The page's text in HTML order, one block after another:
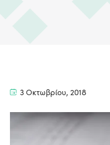
3 Οκτωβρίου, 2018